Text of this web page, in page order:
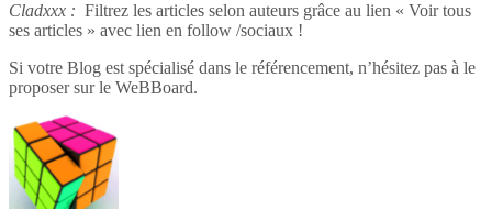
Cladxxx : Filtrez les articles selon auteurs grâce au lien « Voir tous
ses articles » avec lien en follow /sociaux !
Si votre Blog est spécialisé dans le référencement, n’hésitez pas à le
proposer sur le WeBBoard.